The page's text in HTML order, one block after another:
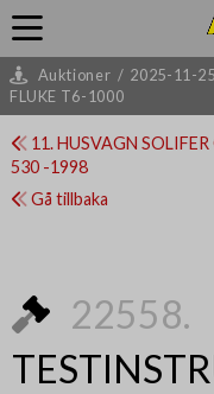
Auktioner / 2025-11-
FLUKE T6-1000
11. HUSVAGN
530 -1998
Gå tillbaka
22558.